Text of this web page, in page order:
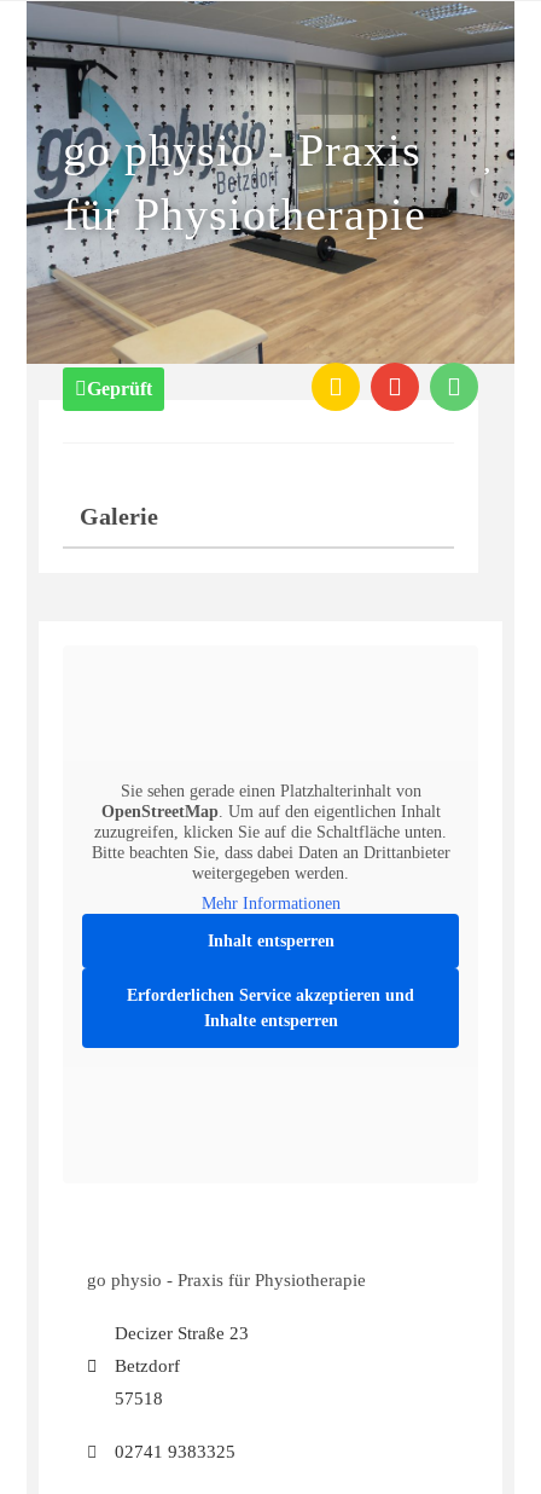
go physio - Praxis
für Physiotherapie
Geprüft
Galerie
Sie sehen gerade einen Platzhalterinhalt von
OpenStreetMap. Um auf den eigentlichen Inhalt
zuzugreifen, klicken Sie auf die Schaltfläche unten.
Bitte beachten Sie, dass dabei Daten an Drittanbieter
weitergegeben werden.
Mehr Informationen
Inhalt entsperren
Erforderlichen Service akzeptieren und
Inhalte entsperren
go physio - Praxis für Physiotherapie
Decizer Straße 23
Betzdorf
57518
02741 9383325